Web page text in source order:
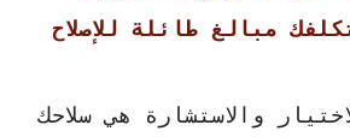
مبالغ طائلة للإصلاح
والاستشارة هي سلاحك